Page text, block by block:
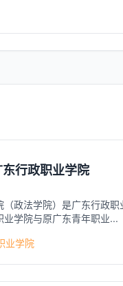
东行政职业学院
（政法学院）是广东行政职
业学院与原广东青年职业...
业学院